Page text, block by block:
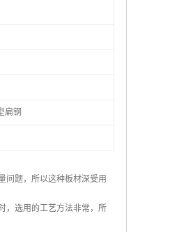
扁钢
问题，所以这种板材深受用
，选用的工艺方法非常，所